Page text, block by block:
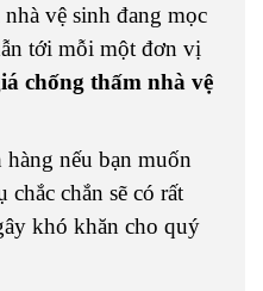
vệ sinh đang mọc
tới mỗi một đơn vị
chống thấm nhà vệ
nếu bạn muốn
chắn sẽ có rất
khó khăn cho quý